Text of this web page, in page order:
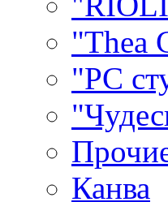
"Thea
"РС
Канва